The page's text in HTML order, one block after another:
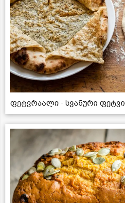
ფეტვრაალი - სვანური